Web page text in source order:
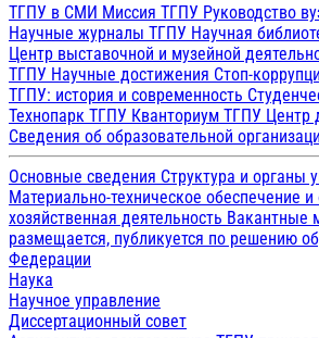
ТГПУ в СМИ Миссия ТГПУ Руководство
Научные журналы ТГПУ Научная
Центр выставочной и музейной
ТГПУ Научные достижения Стоп-
ТГПУ: история и современность
Технопарк ТГПУ Кванториум ТГПУ Центр
Сведения об образовательной
Основные сведения Структура и органы
Материально-техническое обеспечение
хозяйственная деятельность Вакантные
размещается, публикуется по решению
Федерации
Наука
Научное управление
Диссертационный совет